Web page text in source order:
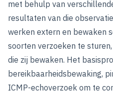
met behulp van
resultaten van die
werken extern en bewaken
soorten verzoeken te
die zij bewaken. Het
bereikbaarheidsbewaking,
ICMP-echoverzoek om te